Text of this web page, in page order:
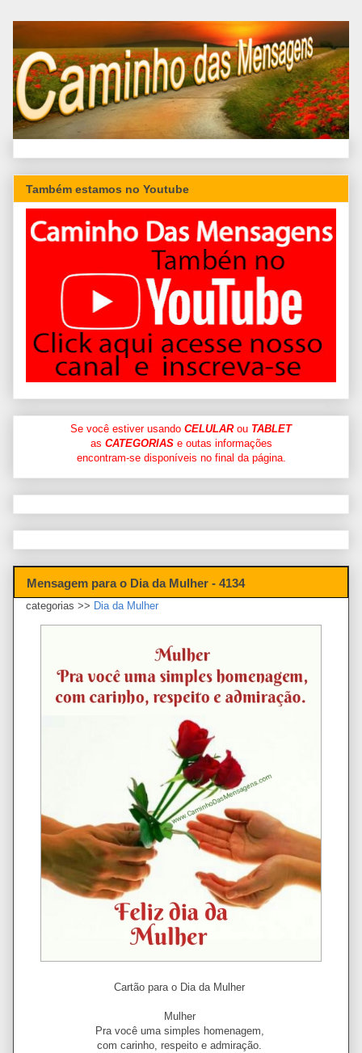
Também estamos no Youtube
Se você estiver usando CELULARou TABLET
as CATEGORIASe outas informações
encontram-se disponíveis no final da página.
Mensagem para o Dia da Mulher - 4134
categorias >> Dia da Mulher
Cartão para o Dia da Mulher
Mulher
Pra você uma simples homenagem,
com carinho, respeito e admiração.